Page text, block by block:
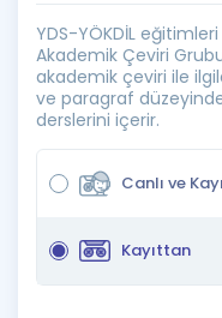
YDS-YÖKDİL
Akademik Çeviri
akademik çeviri ile
ve paragraf
derslerini içerir.
Canlı ve
Kayıttan